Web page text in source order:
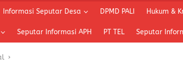
Informasi Seputar Desa DPMD PALI Hukum &
Seputar Informasi APH PT TEL Seputar